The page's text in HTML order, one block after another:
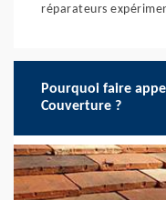
réparateurs
Pourquoi faire
Couverture ?